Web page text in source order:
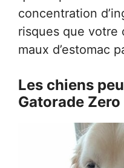
concentration
risques que votre
maux d’estomac
Les chiens
Gatorade Zero